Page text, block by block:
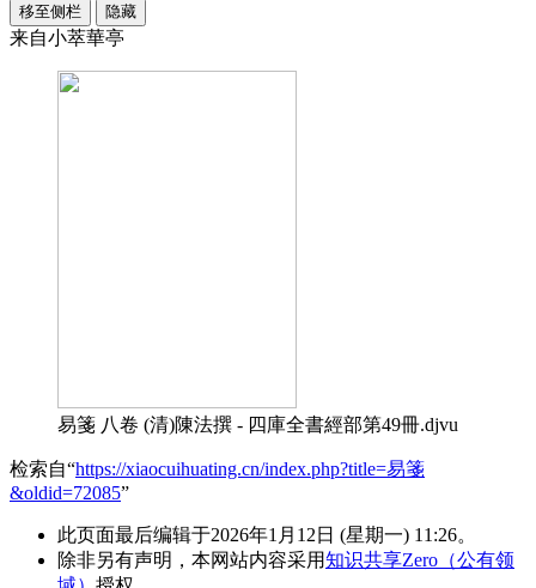
移至侧栏 隐藏
来自小萃華亭
易箋 八卷 (清)陳法撰 - 四庫全書經部第49冊.djvu
检索自“https://xiaocuihuating.cn/index.php?title=易箋
&oldid=72085”
此页面最后编辑于2026年1月12日 (星期一) 11:26。
除非另有声明，本网站内容采用知识共享Zero（公有领